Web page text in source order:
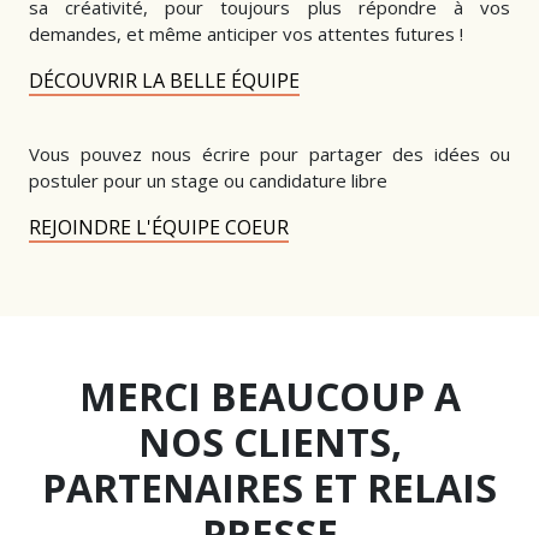
sa créativité, pour toujours plus répondre à vos
demandes, et même anticiper vos attentes futures !
DÉCOUVRIR LA BELLE ÉQUIPE
Vous pouvez nous écrire pour partager des idées ou
postuler pour un stage ou candidature libre
REJOINDRE L'ÉQUIPE COEUR
MERCI BEAUCOUP A
NOS CLIENTS,
PARTENAIRES ET RELAIS